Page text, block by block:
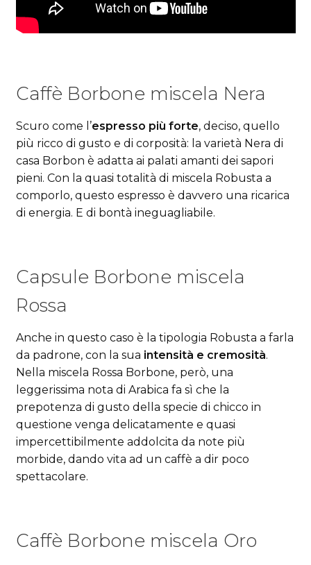
Caffè Borbone miscela Nera
Scuro come l’espresso più forte, deciso, quello
più ricco di gusto e di corposità: la varietà Nera di
casa Borbon è adatta ai palati amanti dei sapori
pieni. Con la quasi totalità di miscela Robusta a
comporlo, questo espresso è davvero una ricarica
di energia. E di bontà ineguagliabile.
Capsule Borbone miscela
Rossa
Anche in questo caso è la tipologia Robusta a farla
da padrone, con la sua intensità e cremosità.
Nella miscela Rossa Borbone, però, una
leggerissima nota di Arabica fa sì che la
prepotenza di gusto della specie di chicco in
questione venga delicatamente e quasi
impercettibilmente addolcita da note più
morbide, dando vita ad un caffè a dir poco
spettacolare.
Caffè Borbone miscela Oro